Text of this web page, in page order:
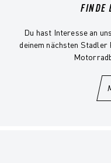
FINDE
Du hast Interesse an
deinem nächsten